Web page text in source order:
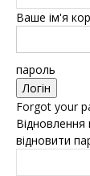
Ваше ім'я
пароль
Forgot your
відновити